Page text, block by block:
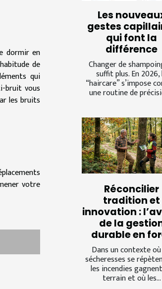
dormir en
de
qui
bruit vous
les bruits
votre
Les
gestes
qui font la
différence
Changer de
suffit plus. En 2026,
“haircare” s’impose
une routine de
Réconcilier
tradition et
innovation :
de la
durable en
Dans un contexte
sécheresses se
les incendies
terrain et où les...